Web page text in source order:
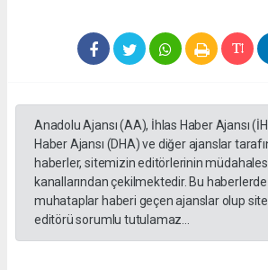
Anadolu Ajansı (AA), İhlas Haber Ajansı
Haber Ajansı (DHA) ve diğer ajanslar
haberler, sitemizin editörlerinin
kanallarından çekilmektedir. Bu
muhataplar haberi geçen ajanslar olup
editörü sorumlu tutulamaz...